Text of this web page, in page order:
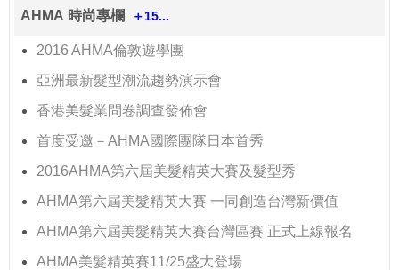
AHMA 時尚專欄 ＋15...
2016 AHMA倫敦遊學團
亞洲最新髮型潮流趨勢演示會
香港美髮業問卷調查發佈會
首度受邀－AHMA國際團隊日本首秀
2016AHMA第六屆美髮精英大賽及髮型秀
AHMA第六屆美髮精英大賽 一同創造台灣新價值
AHMA第六屆美髮精英大賽台灣區賽 正式上線報名
AHMA美髮精英賽11/25盛大登場